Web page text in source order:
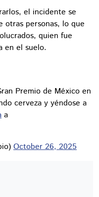
el incidente se
otras personas, lo que
quien fue
en el suelo.
Premio de México en
cerveza y yéndose a
a
October 26, 2025